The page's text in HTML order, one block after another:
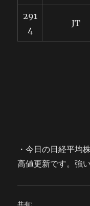
291
4
JT
・今日の日経平均
高値更新です。強
共有: